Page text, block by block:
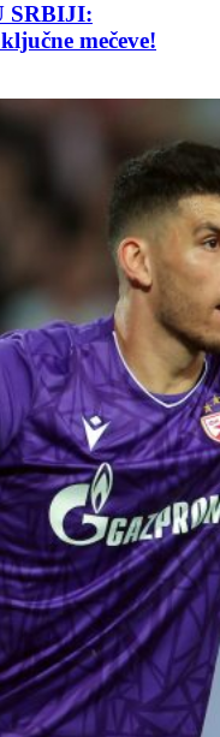
SRBIJI:
mečeve!